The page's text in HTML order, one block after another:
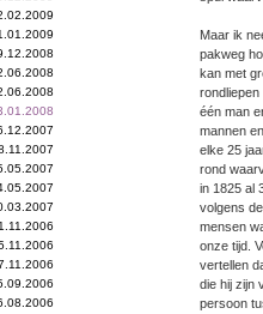
Maar ik
pakweg
kan met
één man
mannen
elke 25
rond
in 1825 al
volgens
mensen
onze tijd.
vertellen
die hij zijn
persoon